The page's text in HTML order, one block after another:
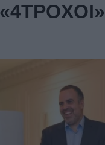
«4ΤΡΟΧΟΙ»